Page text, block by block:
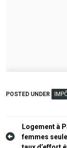
POSTED UNDER
Navigation
de
Logement à
femmes